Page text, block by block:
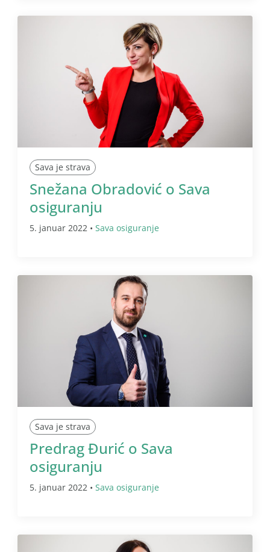
Sava je strava
Snežana Obradović o Sava
osiguranju
5. januar 2022 • Sava osiguranje
Sava je strava
Predrag Đurić o Sava
osiguranju
5. januar 2022 • Sava osiguranje